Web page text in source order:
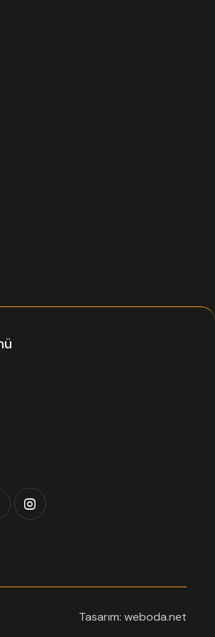
Tasarım: weboda.net